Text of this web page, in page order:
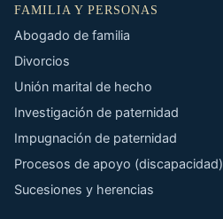
FAMILIA Y PERSONAS
Abogado de familia
Divorcios
Unión marital de hecho
Investigación de paternidad
Impugnación de paternidad
Procesos de apoyo (discapacidad)
Sucesiones y herencias